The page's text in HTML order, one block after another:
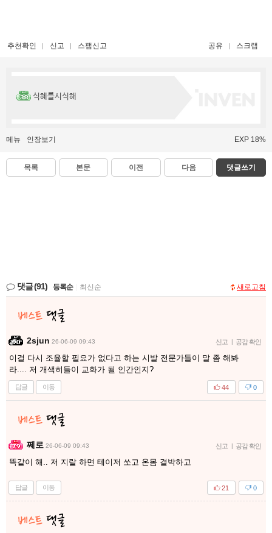
추천확인 신고 스팸신고 공유 스크랩
식혜를시식해
메뉴 인장보기 EXP 18%
목록 본문 이전 다음 댓글쓰기
댓글(91) 등록순 최신순 새로고침
2sjun 26-06-09 09:43 신고 | 공감 확인
이걸 다시 조율할 필요가 없다고 하는 시발 전문가들이 말 좀 해봐
라.... 저 개색히들이 교화가 될 인간인지?
답글 이동 0
44
쩨로 26-06-09 09:43 신고 | 공감 확인
똑같이 해.. 저 지랄 하면 테이저 쏘고 온몸 결박하고
답글 이동 0
21